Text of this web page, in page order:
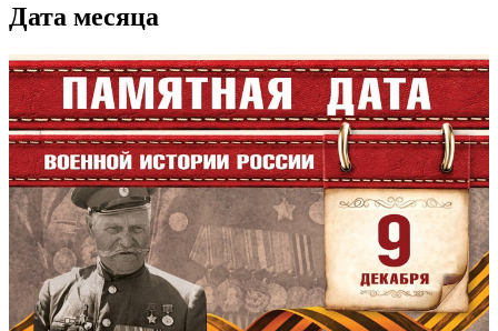
Дата месяца